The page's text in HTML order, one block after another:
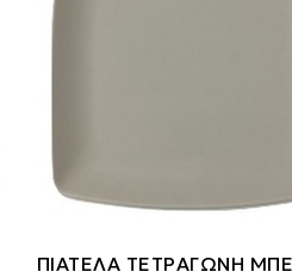
ΠΙΑΤΕΛΑ ΤΕΤΡΑΓΩΝΗ